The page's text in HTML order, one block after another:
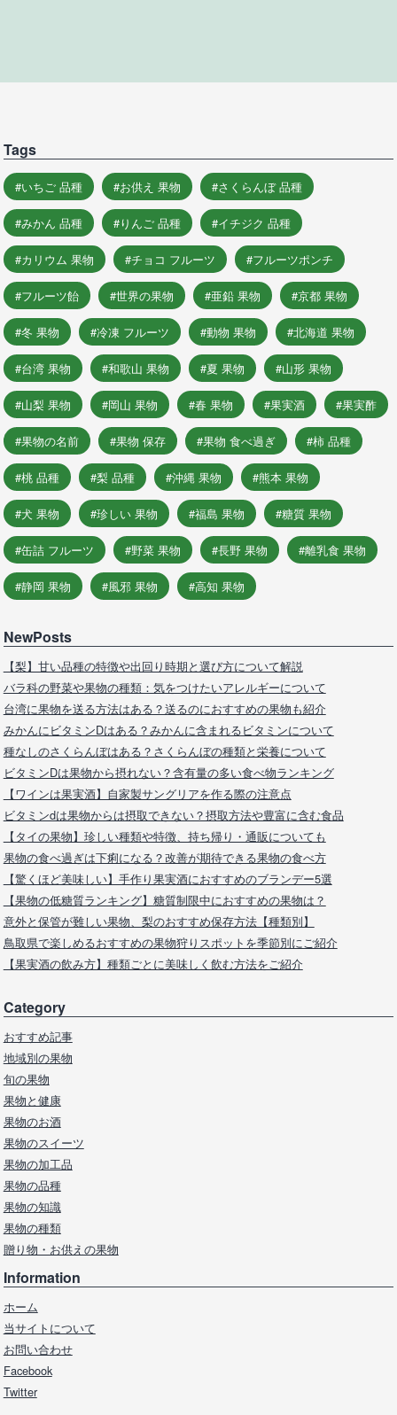
Tags
いちご 品種 お供え 果物 さくらんぼ 品種
みかん 品種 りんご 品種 イチジク 品種
カリウム 果物 チョコ フルーツ フルーツポンチ
フルーツ飴 世界の果物 亜鉛 果物 京都 果物
冬 果物 冷凍 フルーツ 動物 果物 北海道 果物
台湾 果物 和歌山 果物 夏 果物 山形 果物
山梨 果物 岡山 果物 春 果物 果実酒 果実酢
果物の名前 果物 保存 果物 食べ過ぎ 柿 品種
桃 品種 梨 品種 沖縄 果物 熊本 果物
犬 果物 珍しい 果物 福島 果物 糖質 果物
缶詰 フルーツ 野菜 果物 長野 果物 離乳食 果物
静岡 果物 風邪 果物 高知 果物
NewPosts
【梨】甘い品種の特徴や出回り時期と選び方について解説
バラ科の野菜や果物の種類：気をつけたいアレルギーについて
台湾に果物を送る方法はある？送るのにおすすめの果物も紹介
みかんにビタミンDはある？みかんに含まれるビタミンについて
種なしのさくらんぼはある？さくらんぼの種類と栄養について
ビタミンDは果物から摂れない？含有量の多い食べ物ランキング
【ワインは果実酒】自家製サングリアを作る際の注意点
ビタミンdは果物からは摂取できない？摂取方法や豊富に含む食品
【タイの果物】珍しい種類や特徴、持ち帰り・通販についても
果物の食べ過ぎは下痢になる？改善が期待できる果物の食べ方
【驚くほど美味しい】手作り果実酒におすすめのブランデー5選
【果物の低糖質ランキング】糖質制限中におすすめの果物は？
意外と保管が難しい果物、梨のおすすめ保存方法【種類別】
鳥取県で楽しめるおすすめの果物狩りスポットを季節別にご紹介
【果実酒の飲み方】種類ごとに美味しく飲む方法をご紹介
Category
おすすめ記事
地域別の果物
旬の果物
果物と健康
果物のお酒
果物のスイーツ
果物の加工品
果物の品種
果物の知識
果物の種類
贈り物・お供えの果物
Information
ホーム
当サイトについて
お問い合わせ
Facebook
Twitter